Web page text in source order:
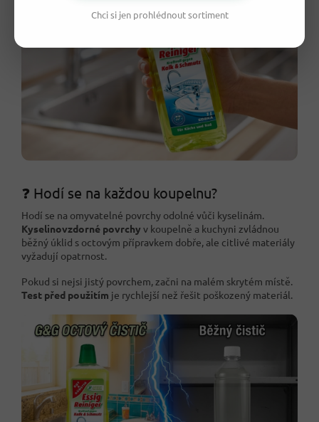
Chci si jen prohlédnout sortiment
❓ Hodí se na každou koupelnu?
Hodí se na omyvatelné povrchy odolné vůči kyselinám.
Kyselinovzdorné povrchy v koupelně a kuchyni zvládnou
běžný úklid s octovým přípravkem dobře, ale citlivé materiály
vyžadují opatrnost.
Pokud si nejsi jistý povrchem, začni na malém skrytém místě.
Test před použitím je rychlejší než řešit poškozený materiál.